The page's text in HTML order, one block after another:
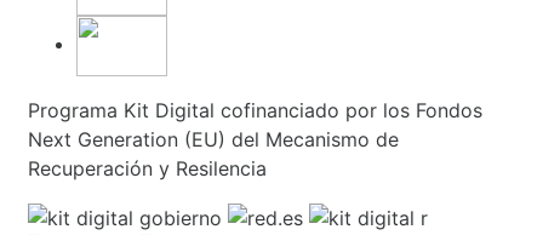
Programa Kit Digital cofinanciado por los Fondos
Next Generation (EU) del Mecanismo de
Recuperación y Resilencia